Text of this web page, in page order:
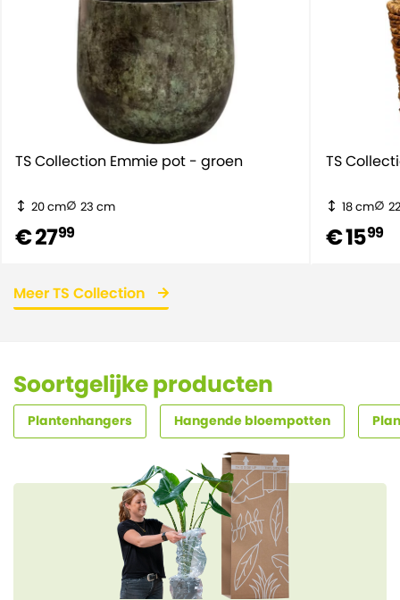
TS Collection Emmie pot - groen
20 cm 23 cm
€ 2799
TS
18 cm
€ 1599
Meer TS Collection
Soortgelijke producten
Plantenhangers Hangende bloempotten